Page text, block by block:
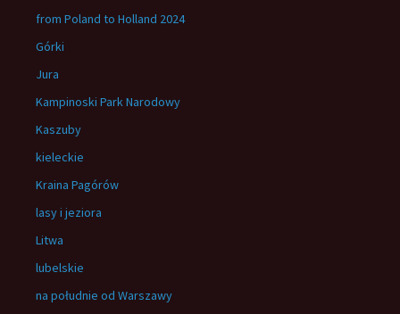
from Poland to Holland 2024
Górki
Jura
Kampinoski Park Narodowy
Kaszuby
kieleckie
Kraina Pagórów
lasy i jeziora
Litwa
lubelskie
na południe od Warszawy